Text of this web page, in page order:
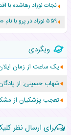
نجات نوزاد رهاشده با
۵۵۹ نوزاد در پرو با نام «هالند» به دنیا آمدند!
افزایش قد این دختر،
حرکت غیرقانونی یک
عجیب‌ترین تولد در ۵/۵/۵ امسال که همه را شوکه کرد!
وبگردی
یک ساعت از زمان ایلان ماسک
شهاب حسینی: از
تعجب پزشکیان از
برای ارسال نظر